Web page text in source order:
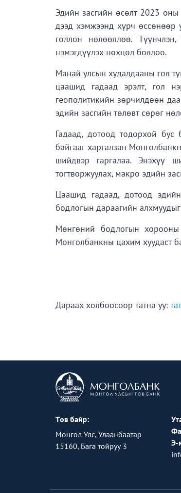
Эдийн засгийн өсөлт 2023 оны
дээд хэмжээнд хүрч өссөнөөр
голлон нөлөөллөө.
нэмэгдүүлэх нөхцөл боллоо.
Манай улсын худалдааны гол
цаашид гадаад эрэлт, гол
геополитикийн зөрчилдөөн
эдийн засгийн төлөвт сөрөг
Гадаад, дотоод тодорхой
байгааг харгалзан
шийдвэр гаргалаа. Энэхүү
тогтворжуулах, макро эдийн
Цаашид гадаад, дотоод
бодлогын дараагийн
Мөнгөний бодлогын хорооны
Монголбанкны цахим хуудаст
Дараах холбоосоор татна уу:
Төв байр:
Монгол Улс, Улаанбаатар
15160, Бага тойруу 3
Э-